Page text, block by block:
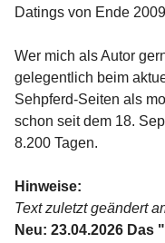
Datings von Ende
Wer mich als Autor
gelegentlich beim
Sehpferd-Seiten als
schon seit dem 18.
8.200 Tagen.
Hinweise:
Text zuletzt geändert
Neu: 23.04.2026